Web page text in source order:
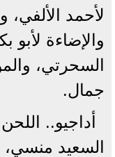
لأحمد الألفي،
والإضاءة لأبو
السحرتي،
جمال.
أداجيو..
السعيد